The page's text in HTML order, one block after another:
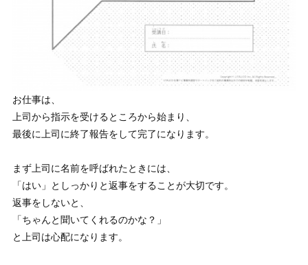
お仕事は、
上司から指示を受けるところから始まり、
最後に上司に終了報告をして完了になります。
まず上司に名前を呼ばれたときには、
「はい」としっかりと返事をすることが大切です。
返事をしないと、
「ちゃんと聞いてくれるのかな？」
と上司は心配になります。